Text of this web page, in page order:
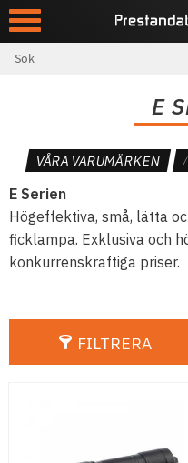
Meny
E
VÅRA VARUMÄRKEN
E Serien
Högeffektiva, små, lätta
ficklampa. Exklusiva och
konkurrenskraftiga priser.
FILTRERA